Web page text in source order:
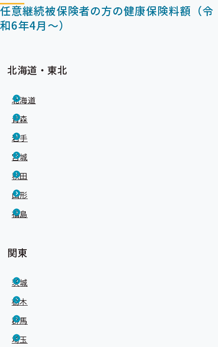
任意継続被保険者の方の健康保険料額（令
和6年4月～）
北海道・東北
北海道
青森
岩手
宮城
秋田
山形
福島
関東
茨城
栃木
群馬
埼玉